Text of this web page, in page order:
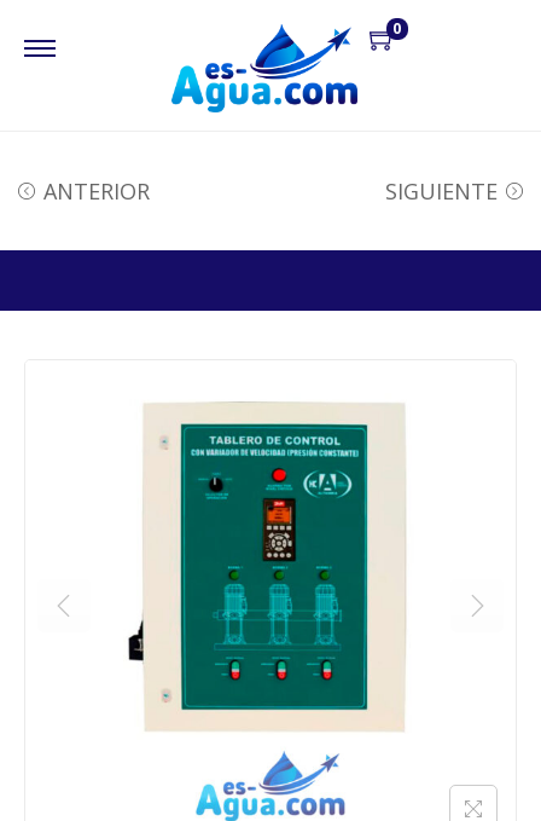
0
ANTERIOR SIGUIENTE